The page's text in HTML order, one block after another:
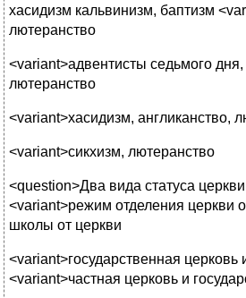
хасидизм кальвинизм, баптизм
лютеранство
<variant>адвентисты седьмого дня,
лютеранство
<variant>хасидизм, англиканство,
<variant>сикхизм, лютеранство
<question>Два вида статуса церкви
<variant>режим отделения церкви
школы от церкви
<variant>государственная
<variant>частная церковь и